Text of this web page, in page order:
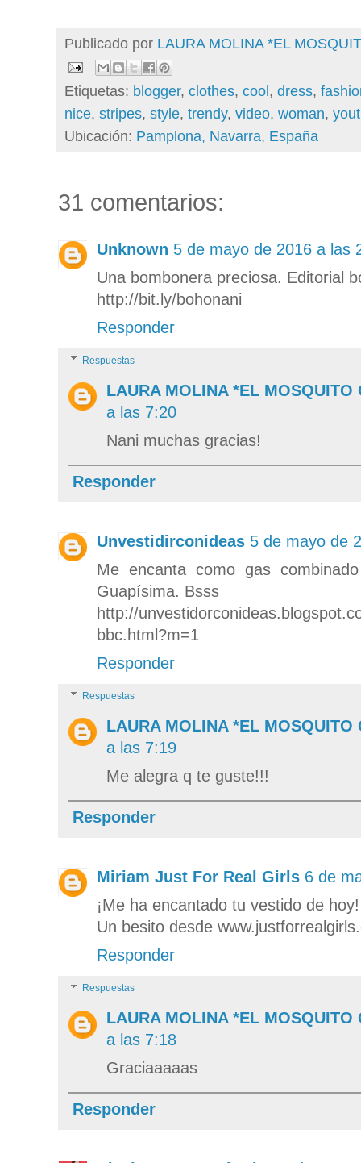
Publicado por LAURA MOLINA *EL
Etiquetas: blogger, clothes, cool, dress,
nice, stripes, style, trendy, video, woman,
Ubicación: Pamplona, Navarra, España
31 comentarios:
Unknown 5 de mayo de 2016 a las
Una bombonera preciosa. Editorial
http://bit.ly/bohonani
Responder
Respuestas
LAURA MOLINA *EL MOSQUITO
a las 7:20
Nani muchas gracias!
Responder
Unvestidirconideas 5 de mayo de
Me encanta como gas
Guapísima. Bsss
http://
bbc.html?m=1
Responder
Respuestas
LAURA MOLINA *EL MOSQUITO
a las 7:19
Me alegra q te guste!!!
Responder
Miriam Just For Real Girls 6 de
¡Me ha encantado tu vestido de
Un besito desde
Responder
Respuestas
LAURA MOLINA *EL MOSQUITO
a las 7:18
Graciaaaaas
Responder